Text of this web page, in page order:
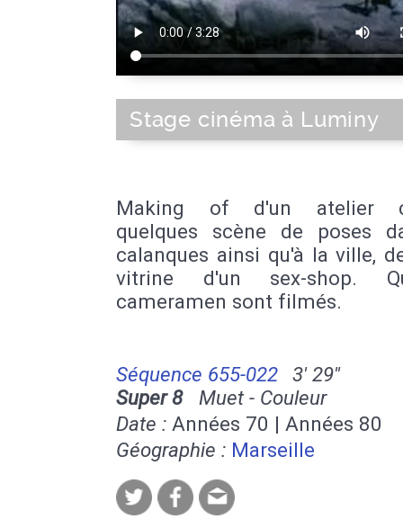
Stage cinéma à Luminy
Making of d'un atelier
quelques scène de poses
calanques ainsi qu'à la ville,
vitrine d'un sex-shop.
cameramen sont filmés.
Séquence 655-022
3' 29''
Super 8Muet - Couleur
Date : Années 70 | Années 80
Géographie : Marseille